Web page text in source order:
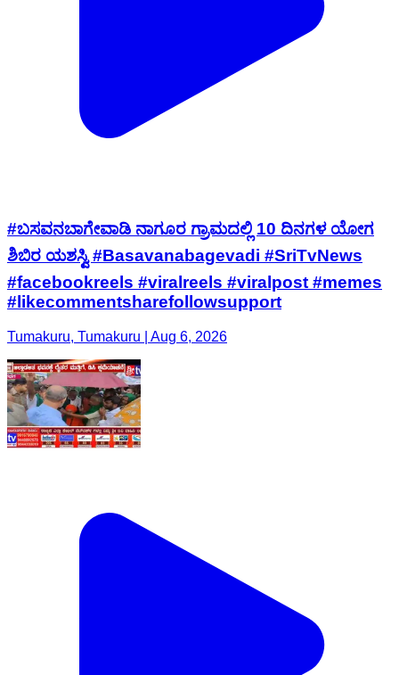
#ಬಸವನಬಾಗೇವಾಡಿ ನಾಗೂರ ಗ್ರಾಮದಲ್ಲಿ 10 ದಿನಗಳ ಯೋಗ
ಶಿಬಿರ ಯಶಸ್ವಿ #Basavanabagevadi #SriTvNews
#facebookreels #viralreels #viralpost #memes
#likecommentsharefollowsupport
Tumakuru, Tumakuru | Aug 6, 2026